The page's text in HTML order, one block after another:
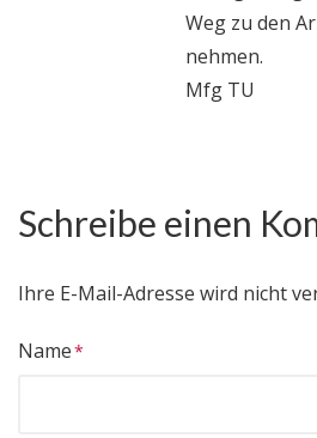
Weg zu den
nehmen.
Mfg TU
Schreibe einen
Ihre E-Mail-Adresse wird nicht
Name